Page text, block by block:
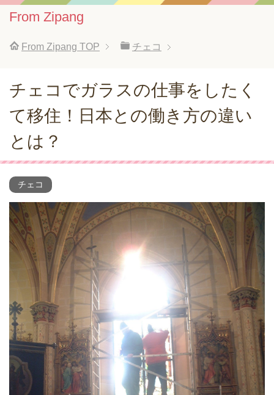
From Zipang
From Zipang TOP チェコ
チェコでガラスの仕事をしたく
て移住！日本との働き方の違い
とは？
チェコ